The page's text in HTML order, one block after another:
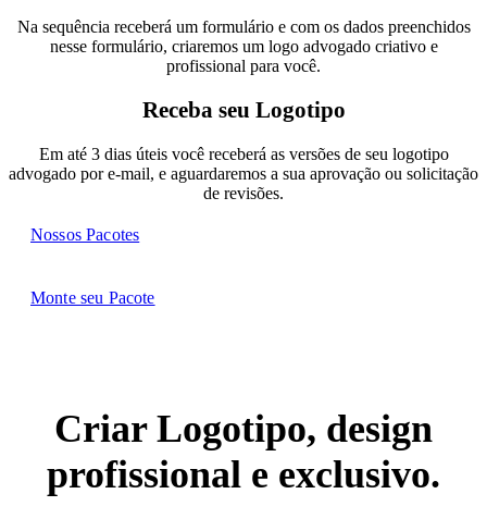
Na sequência receberá um formulário e com os dados preenchidos
nesse formulário, criaremos um logo advogado criativo e
profissional para você.
Receba seu Logotipo
Em até 3 dias úteis você receberá as versões de seu logotipo
advogado por e-mail, e aguardaremos a sua aprovação ou solicitação
de revisões.
Nossos Pacotes
Monte seu Pacote
Criar Logotipo, design
profissional e exclusivo.